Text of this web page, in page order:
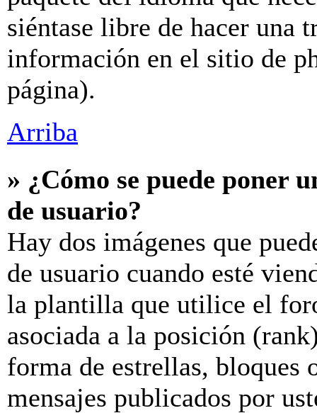
siéntase libre de hacer una
información en el sitio de
página).
Arriba
» ¿Cómo se puede poner
de usuario?
Hay dos imágenes que
de usuario cuando esté
la plantilla que utilice el
asociada a la posición
forma de estrellas, bloques
mensajes publicados por